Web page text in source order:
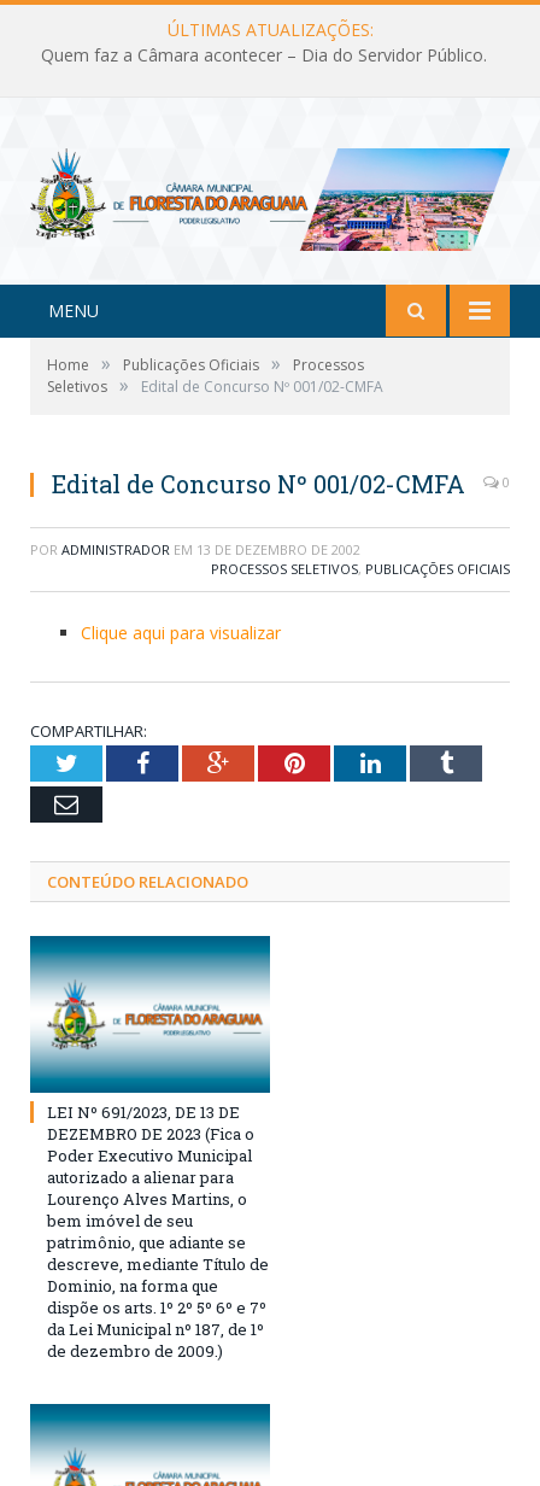
ÚLTIMAS ATUALIZAÇÕES:
Quem faz a Câmara acontecer – Dia do Servidor Público.
MENU
Home » Publicações Oficiais »
Processos
Seletivos » Edital de Concurso Nº 001/02-CMFA
Edital de Concurso Nº 001/02-CMFA 0
POR ADMINISTRADOR EM 13 DE DEZEMBRO DE 2002
PROCESSOS SELETIVOS, PUBLICAÇÕES OFICIAIS
Clique aqui para visualizar
COMPARTILHAR:
TwitterFacebookGoogle+PinterestLinkedInTumblr
Email
CONTEÚDO RELACIONADO
LEI Nº 691/2023, DE 13 DE
DEZEMBRO DE 2023 (Fica o
Poder Executivo Municipal
autorizado a alienar para
Lourenço Alves Martins, o
bem imóvel de seu
patrimônio, que adiante se
descreve, mediante Título de
Dominio, na forma que
dispõe os arts. 1º 2º 5º 6º e 7º
da Lei Municipal nº 187, de 1º
de dezembro de 2009.)